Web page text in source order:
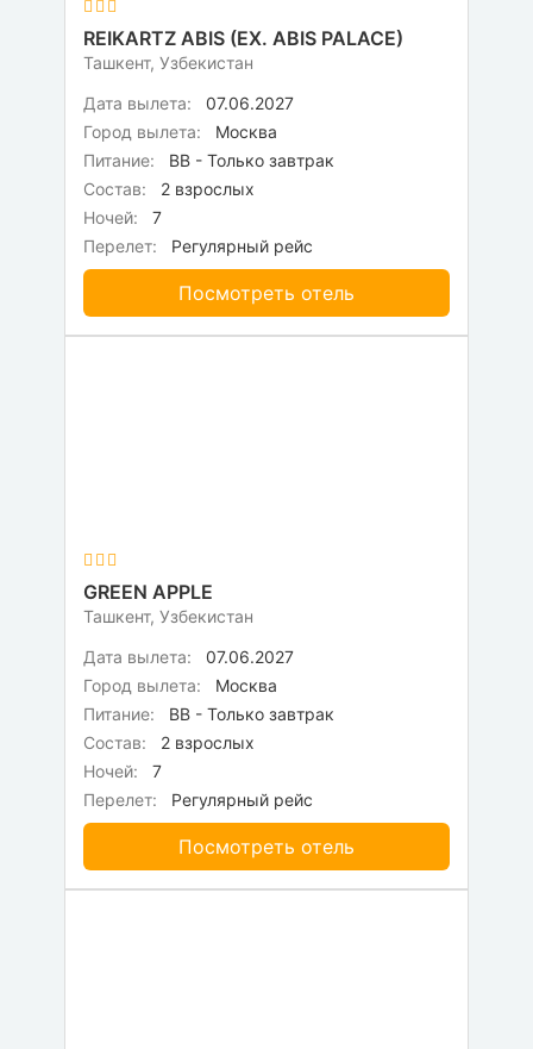
REIKARTZ ABIS (EX. ABIS PALACE)
Ташкент, Узбекистан
Дата вылета:
07.06.2027
Город вылета:
Москва
Питание:
BB - Только завтрак
Состав:
2 взрослых
Ночей:
7
Перелет:
Регулярный рейс
Посмотреть отель
GREEN APPLE
Ташкент, Узбекистан
Дата вылета:
07.06.2027
Город вылета:
Москва
Питание:
BB - Только завтрак
Состав:
2 взрослых
Ночей:
7
Перелет:
Регулярный рейс
Посмотреть отель